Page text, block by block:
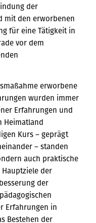
der
mit den erworbenen
für eine Tätigkeit in
vor dem
erworbene
wurden immer
Erfahrungen und
Heimatland
Kurs – geprägt
– standen
auch praktische
der
der
Erfahrungen in
Bestehen der